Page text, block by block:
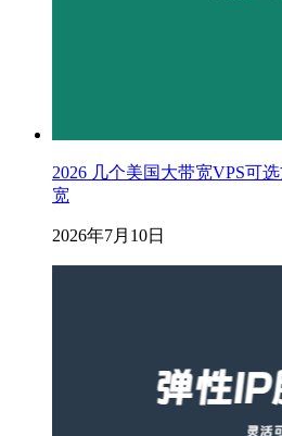
2026 几个美国大带宽VPS可
宽
2026年7月10日